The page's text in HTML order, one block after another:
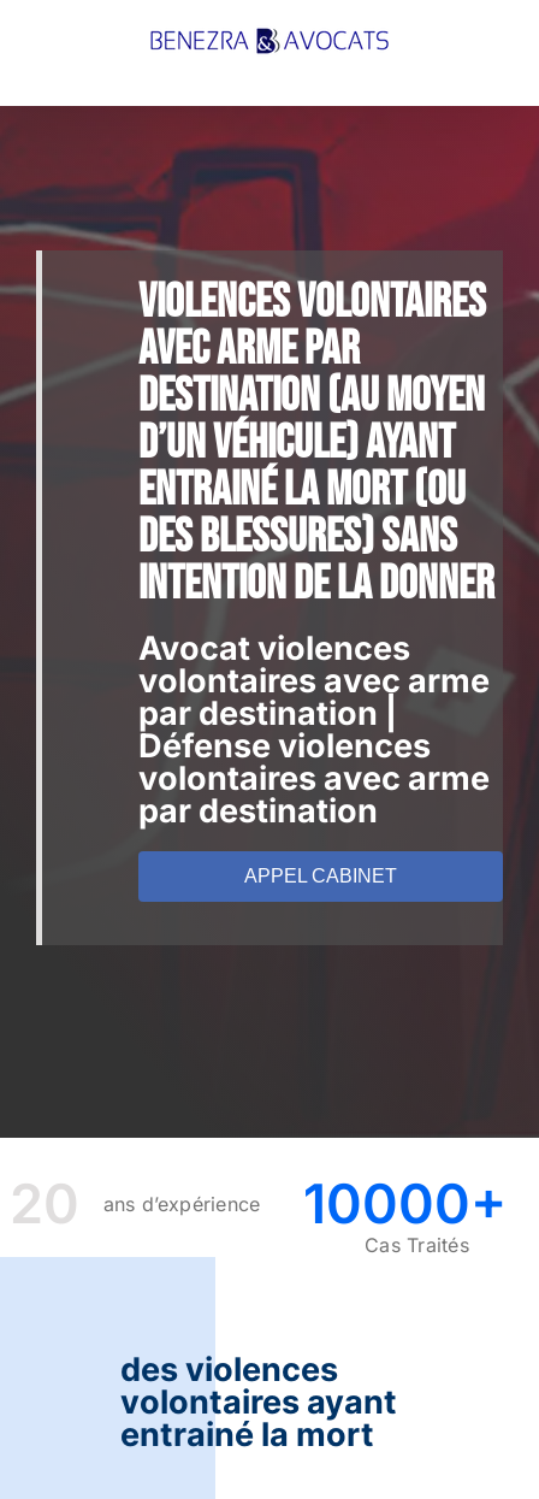
Violences volontaires
avec arme par
destination (au moyen
d’un véhicule) ayant
entrainé la mort (ou
des blessures) sans
intention de la donner
Avocat violences
volontaires avec arme
par destination |
Défense violences
volontaires avec arme
par destination
APPEL CABINET
20 ans d’expérience 10000+
Cas Traités
des violences
volontaires ayant
entrainé la mort